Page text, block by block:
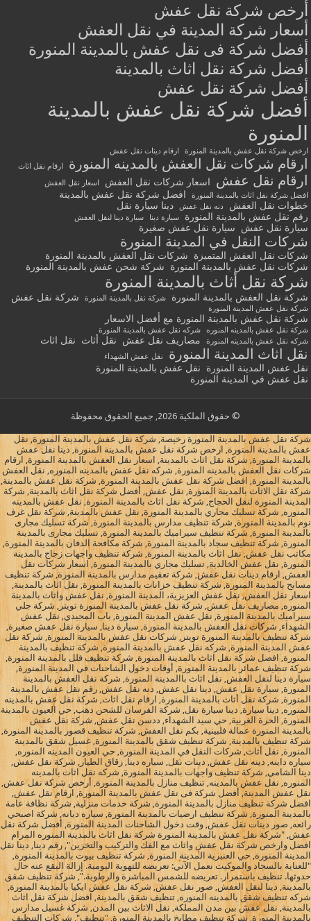
أرخص شركة نقل عفش
أسعار شركة المدينة في نقل العفش
أفضل شركة فى نقل عفش بالمدينة المنورة
أفضل شركة نقل اثاث بالمدينة
أفضل شركة نقل عفش
أفضل شركة نقل عفش بالمدينة
المنورة
ارخص شركة نقل عفش بالمدينة المنورة ارقام دينات نقل عفش
ارقام شركات نقل العفش بالمدينه المنورة ارقام نقل اثاث
ارقام نقل عفش اسعار شركات نقل العفش
اسعار نقل العفش
افضل شركة نقل اثاث بالمدينة المنورة
افضل شركة نقل عفش بالمدينة
خطوات نقل العفش
دنه نقل عفش
دينا سيارة نقل
رقم نقل عفش بالمدينة المنورة
سيارة دينا سيارة دينا لنقل العفش
سيارة نقل عفش سيارة نقل عفش صغيرة
شركات النقل في المدينة المنورة
شركات نقل العفش المتميزة
شركات نقل العفش بالمدينة المنورة
شركات نقل عفش بالمدينة المنورة
شركة شحن عفش بالمدينة المنورة
شركة نقل أثاث بالمدينة المنورة
شركة نقل العفش بالمدينة المنورة شركة نقل بالمدينة المنورة شركة نقل عفش
شركة نقل عفش المدينة المنورة
شركة نقل عفش بالمدينة المنورة مع أفضل الاسعار
شركة نقل عفش بالمدينه المنوره
شركه نقل عفش بالمدينة المنورة
شركه نقل عفش بالمدينه المنورة
مصاريف نقل عفش نقل أثاث نقل اثاث
نقل اثاث المدينة المنورة نقل عفش الشهداء
نقل عفش المدينة المنورة
نقل عفش بالمدينة المنورة
نقل عفش في المدينة المنورة
© حقوق الملكية 2026, جميع الحقوق محفوظة
شركة نقل عفش بالمدينة المنورة رخيصة, شركة نقل عفش بالمدينة المنورة, نقل
عفش بالمدينة المنورة, ارخص شركة نقل عفش بالمدينة المنورة, دينا نقل عفش
بالمدينة المنورة, شركة نقل اثاث بالمدينة, اسعار نقل العفش بالمدينة المنورة, ارقام
شركات نقل العفش بالمدينه المنورة, شركه نقل عفش بالمدينه المنوره, نقل العفش
بالمدينة المنورة, افضل شركة نقل عفش بالمدينة المنورة, شركة نقل عفش بالمدينة,
شركة نقل الاثاث بالمدينة المنورة, نقل عفش, أفضل شركة نقل اثاث بالمدينة, شركة
المدينة المنورة لنقل الحجاج, شركة نقل اثاث بالمدينة المنورة, نقل عفش بالمدينه
المنوره, شركة تسليك مجاري بالمدينة المنورة, نقل عفش بالمدينة, شركة نقل غرف
نوم بالمدينة المنورة, شركة تنظيف مدارس بالمدينة المنورة, شركة تسليك مجارى
بالمدينة المنورة, شركة تنظيف سيراميك بالمدينة المنورة, تسليك مجارى بالمدينة
المنورة, شركة تنظيف سجاد بالمدينة المنورة, شركة مكافحة الدفان بالمدينة المنورة,
مكاتب نقل عفش, نقل اثاث بالمدينة المنورة, شركة تنظيف واجهات زجاج بالمدينة
المنورة, نقل عفش الخالدية, تسليك مجاري بالمدينة المنورة, اسعار شركات نقل
العفش, ارقام دينات نقل عفش, شركة تعقيم مدارس بالمدينة المنورة, شركة تنظيف
مسابح بالمدينة المنورة, شركة تنظيف خزانات بالمدينة المنورة, نقل اثاث بالمدينة,
اسعار نقل العفش, نقل عفش العزيزية، المدينة المنورة, نقل عفش واثاث بالمدينة
المنوره, مصاريف نقل عفش, شركة نقل عفش بالمدينة المنورة تويتر, شركة جلي
سيراميك بالمدينة المنورة, نقل عفش المدينة المنورة, باب المجيدي, نقل عفش
الشهداء, شركات نقل العفش بالمدينة المنورة, سيارة دينا, سيارة نقل عفش صغيرة,
شركة تنظيف بالمدينة المنورة تويتر, شركات نقل عفش بالمدينة المنورة, شركة نقل
عفش المدينة المنورة, شركه نقل عفش بالمدينة المنورة, شركة تنظيف بالمدينة
المنورة, افضل شركة نقل اثاث بالمدينة المنورة, شركة تنظيف فلل بالمدينة المنورة,
شركة تنظيف عمائر بالمدينة المنورة, أوقات دخول الشاحنات في المدينة المنورة,
سيارة دينا لنقل العفش, نقل اثاث باالمدينة المنورة, شركة نقل العفش بالمدينة
المنورة, سيارة نقل عفش, دينا نقل عفش, دنه نقل عفش, رقم نقل عفش بالمدينة
المنورة, شركة نقل أثاث بالمدينة المنورة, ارقام نقل اثاث, شركة نقل عفش بالمدينه
المنوره, دينا سيارة, دينا سيارة نقل, شركة الفرسان للشحن دهب, حي العيون بالمدينة
المنورة, الحرة الغربية, حي سيد الشهداء, ددسن نقل عفش, شركة نقل عفش
بالمدينة المنورة عمالة فلبينية, بكم نقل العفش, شركة تنظيف قصور بالمدينة المنورة,
شركة تنظيف بالمدينة, شركة تنظيف شقق بالمدينة المنورة, غسيل شقق بالمدينة
المنورة, نقل أثاث, شركات النقل في المدينة المنورة, حي العيون المدينه المنوره,
سياره داينه, دينه نقل عفش, دينات نقل, سياره دينا, زقاق الطيار, شركة نقل عفش,
دينا الشامي, شركة تنظيف واجهات بالمدينة المنورة, شركه نقل اثاث بالمدينه
المنوره, نقل عفش بالمدينه, تنظيف منازل بالمدينة المنورة, أرخص شركة نقل عفش,
نقل عفش المدينة, أفضل شركة فى نقل عفش بالمدينة المنورة, ارقام نقل عفش,
افضل شركة تنظيف منازل بالمدينة المنورة, شركة خدمات منزلية, شركة نظافة عامة
بالمدينة المنورة, شركة تنظيف ارضيات بالمدينة المنورة, سياره ديانه, شركة اصبحي
رائعه, صور دينات نقل عفش, وقت دخول الشاحنات المدينة المنورة, أفضل شركة نقل
عفش, "شركة نقل عفش بالمدينة المنورة شركة نقل اثاث بالمدينة المنوره المرام
افضل وارخص شركة نقل عفش واثاث مع الفك والتركيب والتخزين", رقم دينا, دينا نقل
المدينة المنورة, حي العنبرية المدينة المنورة, شركة تنظيف بيوت بالمدينة المنورة,
"للعناية بالسجاد والموكيت نعمل الآتي: تعريضه للتهوية اليومية. إزالة البقع عنه حال
حدوثها. تنظيف باستمرار. تعريضه للشمس المباشرة والرطوبة.", شركة تنظيف شقق
بالمدينة, دينا لنقل العفش, صور نقل عفش, شركة نقل عفش ايكيا بالمدينة المنورة,
شركه تنظيف شقق بالمدينه المنوره, تنظيف شقق بالمدينة, افضل شركة نقل اثاث
بالمدينة, نقل عفش بين مدن المملكة, نقل الاثاث بين المدن, شركة غسيل مدارس
بالمدينة المنورة, شركة تنظيف مطابخ بالمدينة المنورة, "تنظيف", شركات التنظيف